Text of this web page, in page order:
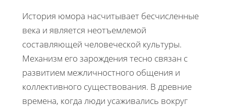
История юмора насчитывает бесчисленные
века и является неотъемлемой
составляющей человеческой культуры.
Механизм его зарождения тесно связан с
развитием межличностного общения и
коллективного существования. В древние
времена, когда люди усаживались вокруг